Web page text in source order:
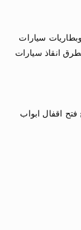
50805535 خدمة الطرق انقاذ سيارات
فني مفاتيح فتح اقفال ابواب